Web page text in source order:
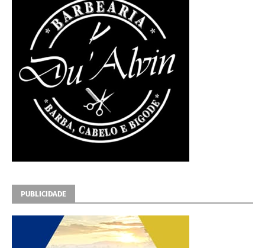
PUBLICIDADE